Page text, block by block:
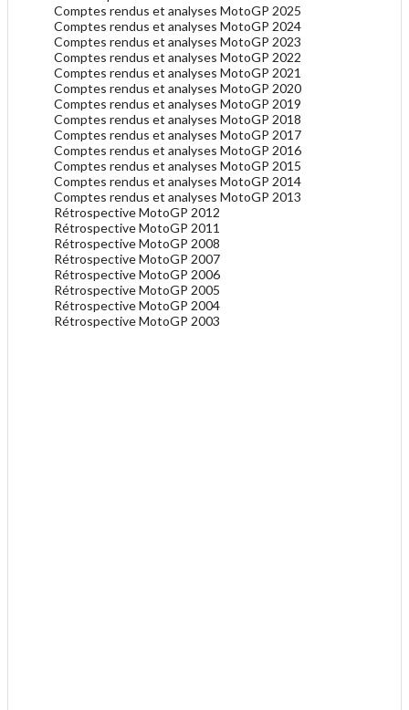
Comptes rendus et analyses MotoGP 2025
Comptes rendus et analyses MotoGP 2024
Comptes rendus et analyses MotoGP 2023
Comptes rendus et analyses MotoGP 2022
Comptes rendus et analyses MotoGP 2021
Comptes rendus et analyses MotoGP 2020
Comptes rendus et analyses MotoGP 2019
Comptes rendus et analyses MotoGP 2018
Comptes rendus et analyses MotoGP 2017
Comptes rendus et analyses MotoGP 2016
Comptes rendus et analyses MotoGP 2015
Comptes rendus et analyses MotoGP 2014
Comptes rendus et analyses MotoGP 2013
Rétrospective MotoGP 2012
Rétrospective MotoGP 2011
Rétrospective MotoGP 2008
Rétrospective MotoGP 2007
Rétrospective MotoGP 2006
Rétrospective MotoGP 2005
Rétrospective MotoGP 2004
Rétrospective MotoGP 2003